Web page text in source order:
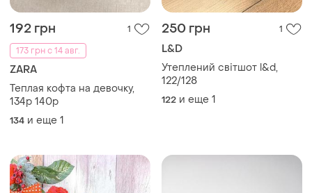
192 грн
1
173 грн с 14 авг.
ZARA
Теплая кофта на девочку,
134р 140р
134 и еще 1
250 грн 1
L&D
Утеплений світшот l&d,
122/128
122 и еще 1